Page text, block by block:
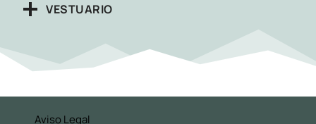
VESTUARIO
Aviso Legal